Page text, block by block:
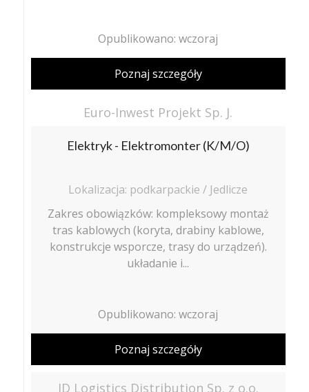
Opublikowano: wczoraj
Poznaj szczegóły
Euro-Inwest Projekt Sp. J.
Elektryk - Elektromonter (K/M/O)
Lokalizacja: podkarpackie / Jedlicze
Zakres obowiązków: kompleksowy montaż
tras kablowych (koryta, drabiny kablowe,
konstrukcje wsporcze, trasy do urządzeń).
układanie i...
Opublikowano: wczoraj
Poznaj szczegóły
ID Logistics Distribution Sp. z o.o.